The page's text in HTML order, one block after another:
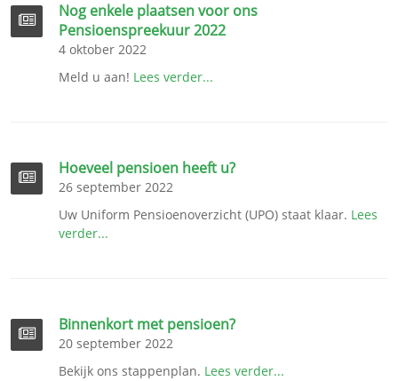
Nog enkele plaatsen voor ons
Pensioenspreekuur 2022
4 oktober 2022
Meld u aan! Lees verder...
Hoeveel pensioen heeft u?
26 september 2022
Uw Uniform Pensioenoverzicht (UPO) staat klaar. Lees
verder...
Binnenkort met pensioen?
20 september 2022
Bekijk ons stappenplan. Lees verder...